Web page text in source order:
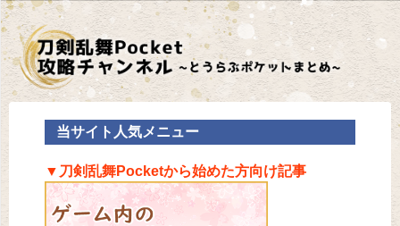
当サイト人気メニュー
▼刀剣乱舞Pocketから始めた方向け記事